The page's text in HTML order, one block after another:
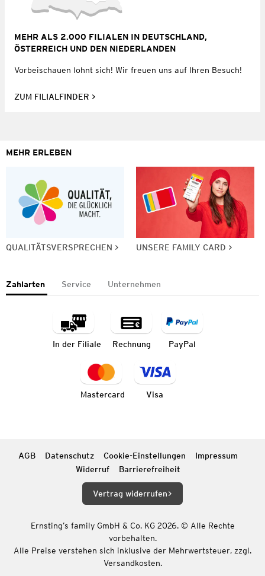
MEHR ALS 2.000 FILIALEN IN DEUTSCHLAND,
ÖSTERREICH UND DEN NIEDERLANDEN
Vorbeischauen lohnt sich! Wir freuen uns auf Ihren Besuch!
ZUM FILIALFINDER
MEHR ERLEBEN
QUALITÄTSVERSPRECHEN UNSERE FAMILY CARD
Zahlarten Service Unternehmen
In der Filiale Rechnung PayPal
Mastercard Visa
AGB Datenschutz Cookie-Einstellungen
Impressum
Widerruf
Barrierefreiheit
Vertrag widerrufen
Ernsting’s family GmbH & Co. KG 2026. © Alle Rechte
vorbehalten.
Alle Preise verstehen sich inklusive der Mehrwertsteuer, zzgl.
Versandkosten.